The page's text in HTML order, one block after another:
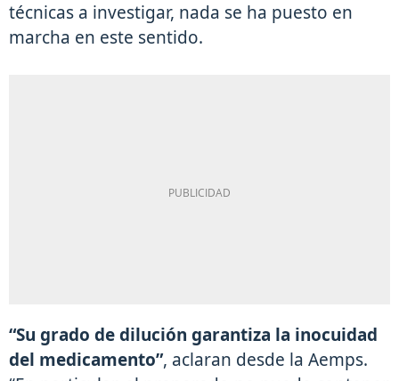
técnicas a investigar, nada se ha puesto en
marcha en este sentido.
“Su grado de dilución garantiza la inocuidad
del medicamento”, aclaran desde la Aemps.